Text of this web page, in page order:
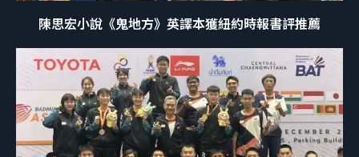
陳思宏小說《鬼地方》英譯本獲紐約時報書評推薦